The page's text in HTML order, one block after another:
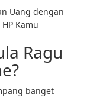
Uang dengan
Kamu
Ragu
banget